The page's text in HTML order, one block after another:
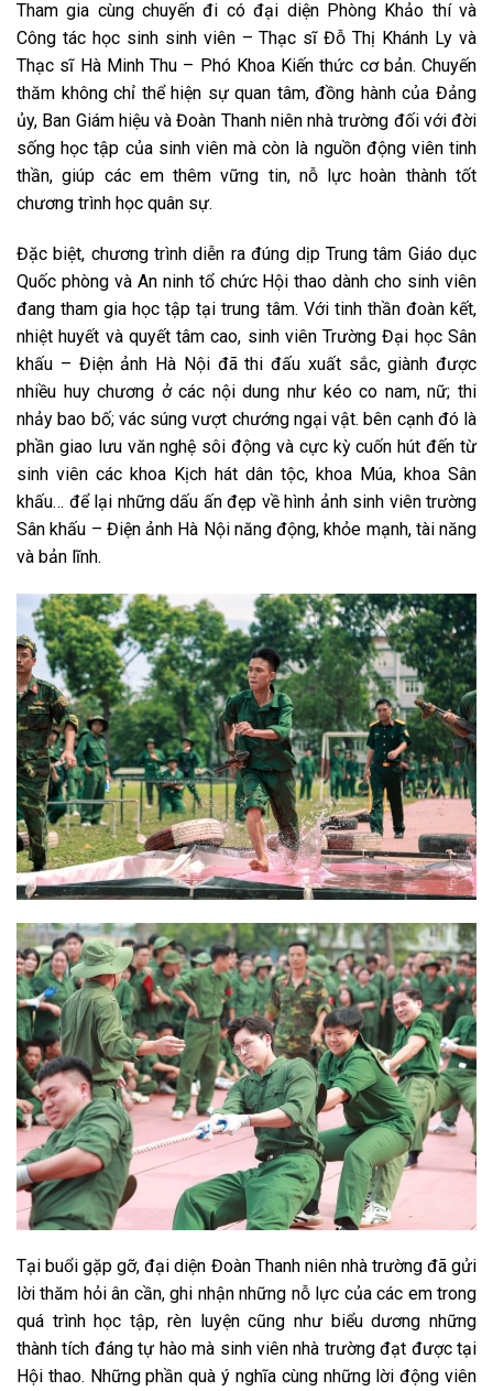
Tham gia cùng chuyến đi có đại diện Phòng Khảo thí và
Công tác học sinh sinh viên – Thạc sĩ Đỗ Thị Khánh Ly và
Thạc sĩ Hà Minh Thu – Phó Khoa Kiến thức cơ bản. Chuyến
thăm không chỉ thể hiện sự quan tâm, đồng hành của Đảng
ủy, Ban Giám hiệu và Đoàn Thanh niên nhà trường đối với đời
sống học tập của sinh viên mà còn là nguồn động viên tinh
thần, giúp các em thêm vững tin, nỗ lực hoàn thành tốt
chương trình học quân sự.
Đặc biệt, chương trình diễn ra đúng dịp Trung tâm Giáo dục
Quốc phòng và An ninh tổ chức Hội thao dành cho sinh viên
đang tham gia học tập tại trung tâm. Với tinh thần đoàn kết,
nhiệt huyết và quyết tâm cao, sinh viên Trường Đại học Sân
khấu – Điện ảnh Hà Nội đã thi đấu xuất sắc, giành được
nhiều huy chương ở các nội dung như kéo co nam, nữ; thi
nhảy bao bố; vác súng vượt chướng ngại vật. bên cạnh đó là
phần giao lưu văn nghệ sôi động và cực kỳ cuốn hút đến từ
sinh viên các khoa Kịch hát dân tộc, khoa Múa, khoa Sân
khấu… để lại những dấu ấn đẹp về hình ảnh sinh viên trường
Sân khấu – Điện ảnh Hà Nội năng động, khỏe mạnh, tài năng
và bản lĩnh.
Tại buổi gặp gỡ, đại diện Đoàn Thanh niên nhà trường đã gửi
lời thăm hỏi ân cần, ghi nhận những nỗ lực của các em trong
quá trình học tập, rèn luyện cũng như biểu dương những
thành tích đáng tự hào mà sinh viên nhà trường đạt được tại
Hội thao. Những phần quà ý nghĩa cùng những lời động viên